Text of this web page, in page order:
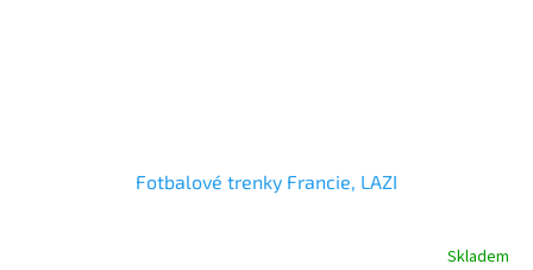
Fotbalové trenky Francie, LAZI
Skladem